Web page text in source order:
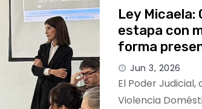
Ley Micaela:
estapa con
forma
Jun 3, 2026
El Poder
Violencia